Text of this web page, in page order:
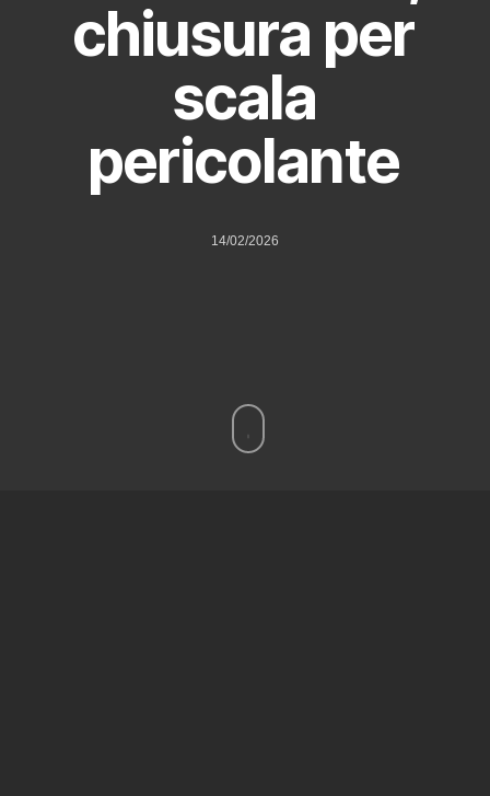
chiusura per
scala
pericolante
14/02/2026